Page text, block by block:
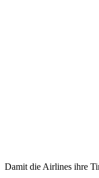
Damit die Airlines ihre